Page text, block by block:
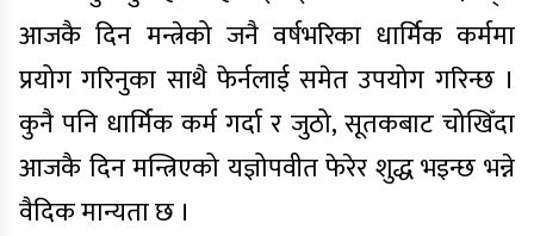
आजकै दिन मन्त्रेको जनै वर्षभरिका धार्मिक कर्ममा
प्रयोग गरिनुका साथै फेर्नलाई समेत उपयोग गरिन्छ ।
कुनै पनि धार्मिक कर्म गर्दा र जुठो, सूतकबाट चोखिँदा
आजकै दिन मन्त्रिएको यज्ञोपवीत फेरेर शुद्ध भइन्छ भन्ने
वैदिक मान्यता छ ।